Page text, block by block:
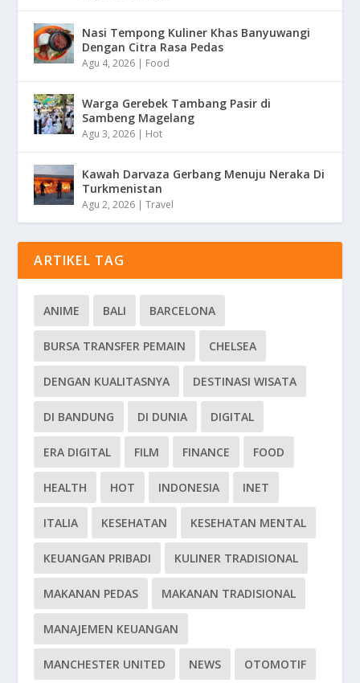
Nasi Tempong Kuliner Khas Banyuwangi
Dengan Citra Rasa Pedas
Agu 4, 2026 | Food
Warga Gerebek Tambang Pasir di
Sambeng Magelang
Agu 3, 2026 | Hot
Kawah Darvaza Gerbang Menuju Neraka Di
Turkmenistan
Agu 2, 2026 |Travel
ARTIKEL TAG
ANIME BALI BARCELONA
BURSA TRANSFER PEMAIN CHELSEA
DENGAN KUALITASNYA DESTINASI WISATA
DI BANDUNG DI DUNIA DIGITAL
ERA DIGITAL FILM FINANCE FOOD
HEALTH HOT INDONESIA INET
ITALIA KESEHATAN KESEHATAN MENTAL
KEUANGAN PRIBADI KULINER TRADISIONAL
MAKANAN PEDAS MAKANAN TRADISIONAL
MANAJEMEN KEUANGAN
MANCHESTER UNITED NEWS OTOMOTIF